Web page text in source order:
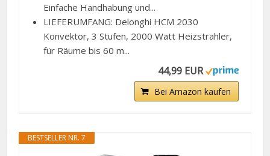
Einfache Handhabung und...
LIEFERUMFANG: Delonghi HCM 2030
Konvektor, 3 Stufen, 2000 Watt Heizstrahler,
für Räume bis 60 m...
44,99 EUR
Bei Amazon kaufen
BESTSELLER NR. 7